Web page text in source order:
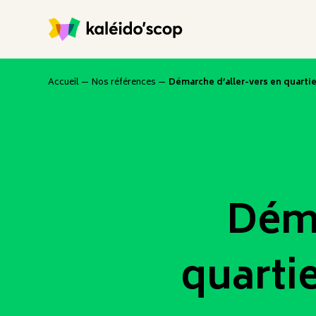
Accueil— Nos références — Démarche d’aller-vers en